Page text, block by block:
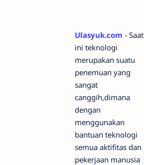
Ulasyuk.com - Saat
ini teknologi
merupakan suatu
penemuan yang
sangat
canggih,dimana
dengan
menggunakan
bantuan teknologi
semua aktifitas dan
pekerjaan manusia